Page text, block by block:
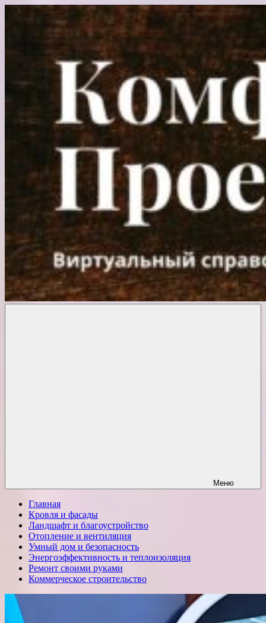
Перейти
содержимому
Меню
Главная
Кровля и фасады
Ландшафт и благоустройство
Отопление и вентиляция
Умный дом и безопасность
Энергоэффективность и теплоизоляция
Ремонт своими руками
Коммерческое строительство